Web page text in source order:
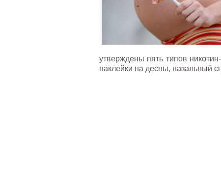
утверждены пять типов
наклейки на десны, назальный